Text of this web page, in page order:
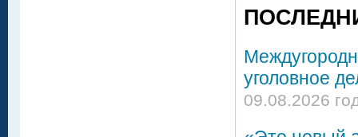
уголовное
09.08.2026